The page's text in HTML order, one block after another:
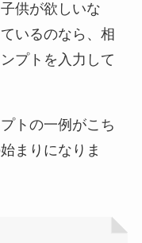
供が欲しいな
いるのなら、相
プトを入力して
トの一例がこち
まりになりま